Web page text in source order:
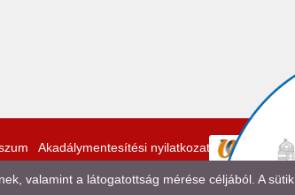
Akadálymentesítési nyilatkozat
valamint a látogatottság mérése céljából. A sütik